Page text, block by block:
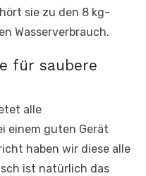
sie zu den 8 kg-
Wasserverbrauch.
für saubere
alle
einem guten Gerät
haben wir diese alle
ist natürlich das